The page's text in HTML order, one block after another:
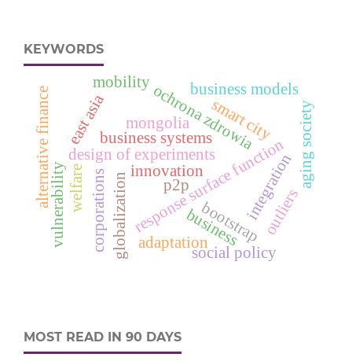
KEYWORDS
design of experiments
response surface function
bootstrap
ochrona zdrowia
integration
business
globalization
corporations
business systems
innovation
business models
aging society
east asia
social policy
welfare
mongolia
vulnerability adaptation
smart city
alternative finance p2p
mobility
outliers
MOST READ IN 90 DAYS